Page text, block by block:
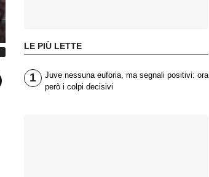
LE PIÙ LETTE
1
Juve nessuna euforia, ma segnali positivi: ora
però i colpi decisivi